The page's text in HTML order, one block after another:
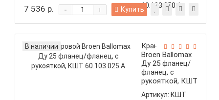
60.103.050.А
7 536 р. +
- Купить
В наличии
Кран шаровой
Broen Ballomax
Ду 25 фланец/
фланец, с
рукояткой, КШТ
60.103.025.А
Артикул: КШТ